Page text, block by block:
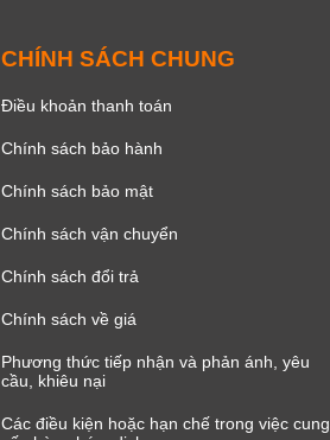
CHÍNH SÁCH CHUNG
Điều khoản thanh toán
Chính sách bảo hành
Chính sách bảo mật
Chính sách vận chuyển
Chính sách đổi trả
Chính sách về giá
Phương thức tiếp nhận và phản ánh, yêu
cầu, khiêu nại
Các điều kiện hoặc hạn chế trong việc cung